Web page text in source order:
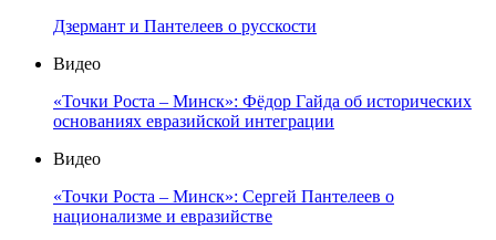
Дзермант и Пантелеев о русскости
Видео
«Точки Роста – Минск»: Фёдор Гайда об исторических
основаниях евразийской интеграции
Видео
«Точки Роста – Минск»: Сергей Пантелеев о
национализме и евразийстве